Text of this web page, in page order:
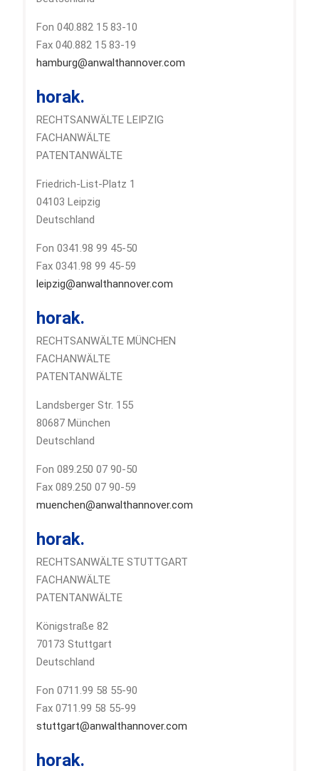
Fon 040.882 15 83-10
Fax 040.882 15 83-19
hamburg@anwalthannover.com
horak.
RECHTSANWÄLTE LEIPZIG
FACHANWÄLTE
PATENTANWÄLTE
Friedrich-List-Platz 1
04103 Leipzig
Deutschland
Fon 0341.98 99 45-50
Fax 0341.98 99 45-59
leipzig@anwalthannover.com
horak.
RECHTSANWÄLTE MÜNCHEN
FACHANWÄLTE
PATENTANWÄLTE
Landsberger Str. 155
80687 München
Deutschland
Fon 089.250 07 90-50
Fax 089.250 07 90-59
muenchen@anwalthannover.com
horak.
RECHTSANWÄLTE STUTTGART
FACHANWÄLTE
PATENTANWÄLTE
Königstraße 82
70173 Stuttgart
Deutschland
Fon 0711.99 58 55-90
Fax 0711.99 58 55-99
stuttgart@anwalthannover.com
horak.